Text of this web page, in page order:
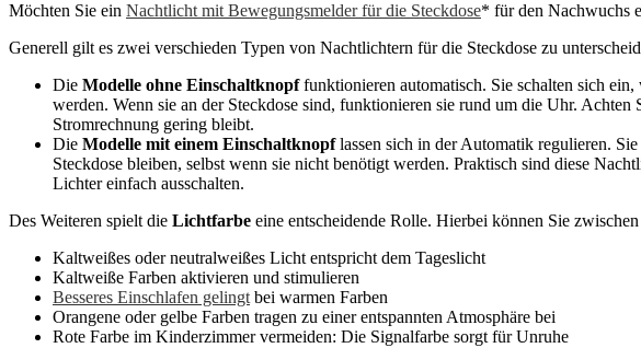
Möchten Sie ein Nachtlicht mit Bewegungsmelder für die Steckdose* für den Nachwuchs
Generell gilt es zwei verschieden Typen von Nachtlichtern für die Steckdose zu
Die Modelle ohne Einschaltknopffunktionieren automatisch. Sie schalten sich
werden. Wenn sie an der Steckdose sind, funktionieren sie rund um die Uhr.
Stromrechnung gering bleibt.
Die Modelle mit einem Einschaltknopflassen sich in der Automatik regulieren.
Steckdose bleiben, selbst wenn sie nicht benötigt werden. Praktisch sind diese
Lichter einfach ausschalten.
Des Weiteren spielt die Lichtfarbe eine entscheidende Rolle. Hierbei können Sie
Kaltweißes oder neutralweißes Licht entspricht dem Tageslicht
Kaltweiße Farben aktivieren und stimulieren
Besseres Einschlafen gelingtbei warmen Farben
Orangene oder gelbe Farben tragen zu einer entspannten Atmosphäre bei
Rote Farbe im Kinderzimmer vermeiden: Die Signalfarbe sorgt für Unruhe